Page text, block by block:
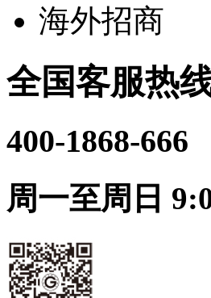
海外招商
全国客服热
400-1868-666
周一至周日